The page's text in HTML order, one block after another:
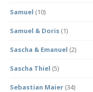
Samuel (10)
Samuel & Doris (1)
Sascha & Emanuel (2)
Sascha Thiel (5)
Sebastian Maier (34)